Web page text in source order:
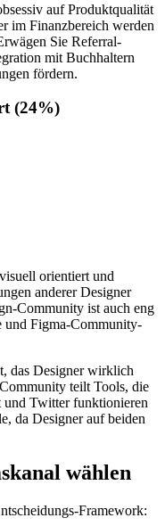
auf Produktqualität
im Finanzbereich werden
Sie Referral-
mit Buchhaltern
fördern.
(24%)
orientiert und
anderer Designer
Community ist auch eng
und Figma-Community-
das Designer wirklich
teilt Tools, die
und Twitter funktionieren
da Designer auf beiden
wählen
Framework: